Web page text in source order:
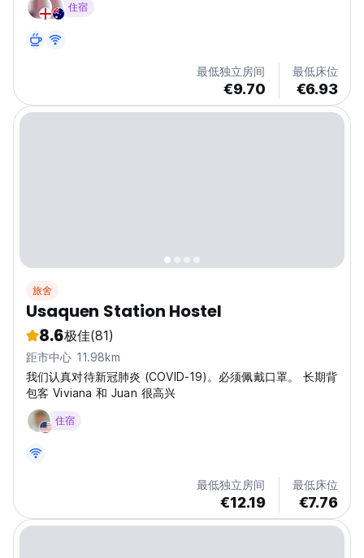
住宿
最低独立房间
€9.70
最低床位
€6.93
旅舍
Usaquen Station Hostel
8.6极佳(81)
距市中心 11.98km
我们认真对待新冠肺炎 (COVID-19)。必须佩戴口罩。 长期背
包客 Viviana 和 Juan 很高兴
住宿
最低独立房间
€12.19
最低床位
€7.76